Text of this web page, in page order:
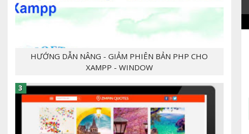
ĐỀ:Template Bloger - NGÔN NGỮ: xml, html,css,js
- CHỨC NĂNG: label, responsive,, - Mẫu T...
HƯỚNG DẪN NÂNG - GIẢM PHIÊN BẢN PHP CHO
XAMPP - WINDOW